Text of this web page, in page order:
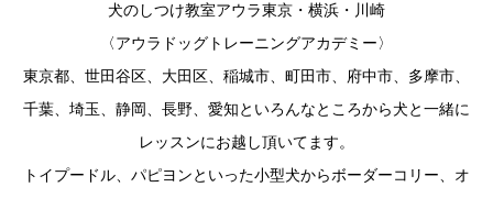
犬のしつけ教室アウラ東京・横浜・川崎
〈アウラドッグトレーニングアカデミー〉
東京都、世田谷区、大田区、稲城市、町田市、府中市、多摩市、
千葉、埼玉、静岡、長野、愛知といろんなところから犬と一緒に
レッスンにお越し頂いてます。
トイプードル、パピヨンといった小型犬からボーダーコリー、オ